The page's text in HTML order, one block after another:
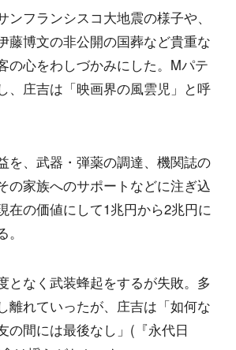
ンフランシスコ大地震の様子や、
藤博文の非公開の国葬など貴重な
の心をわしづかみにした。Mパテ
、庄吉は「映画界の風雲児」と呼
を、武器・弾薬の調達、機関誌の
の家族へのサポートなどに注ぎ込
在の価値にして1兆円から2兆円に
となく武装蜂起をするが失敗。多
離れていったが、庄吉は「如何な
の間には最後なし」(『永代日